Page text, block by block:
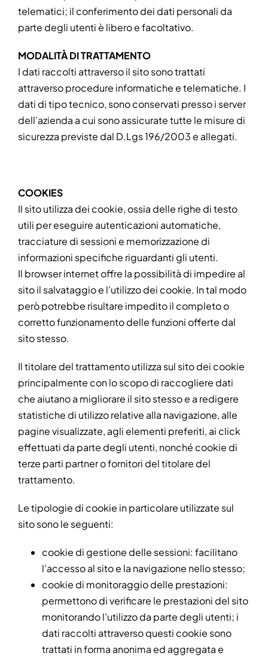
telematici; il conferimento dei dati personali da
parte degli utenti è libero e facoltativo.
MODALITÀ DI TRATTAMENTO
I dati raccolti attraverso il sito sono trattati
attraverso procedure informatiche e telematiche. I
dati di tipo tecnico, sono conservati presso i server
dell’azienda a cui sono assicurate tutte le misure di
sicurezza previste dal D.Lgs 196/2003 e allegati.
COOKIES
Il sito utilizza dei cookie, ossia delle righe di testo
utili per eseguire autenticazioni automatiche,
tracciature di sessioni e memorizzazione di
informazioni specifiche riguardanti gli utenti.
Il browser internet offre la possibilità di impedire al
sito il salvataggio e l’utilizzo dei cookie. In tal modo
però potrebbe risultare impedito il completo o
corretto funzionamento delle funzioni offerte dal
sito stesso.
Il titolare del trattamento utilizza sul sito dei cookie
principalmente con lo scopo di raccogliere dati
che aiutano a migliorare il sito stesso e a redigere
statistiche di utilizzo relative alla navigazione, alle
pagine visualizzate, agli elementi preferiti, ai click
effettuati da parte degli utenti, nonché cookie di
terze parti partner o fornitori del titolare del
trattamento.
Le tipologie di cookie in particolare utilizzate sul
sito sono le seguenti:
cookie di gestione delle sessioni: facilitano
l’accesso al sito e la navigazione nello stesso;
cookie di monitoraggio delle prestazioni:
permettono di verificare le prestazioni del sito
monitorando l’utilizzo da parte degli utenti; i
dati raccolti attraverso questi cookie sono
trattati in forma anonima ed aggregata e